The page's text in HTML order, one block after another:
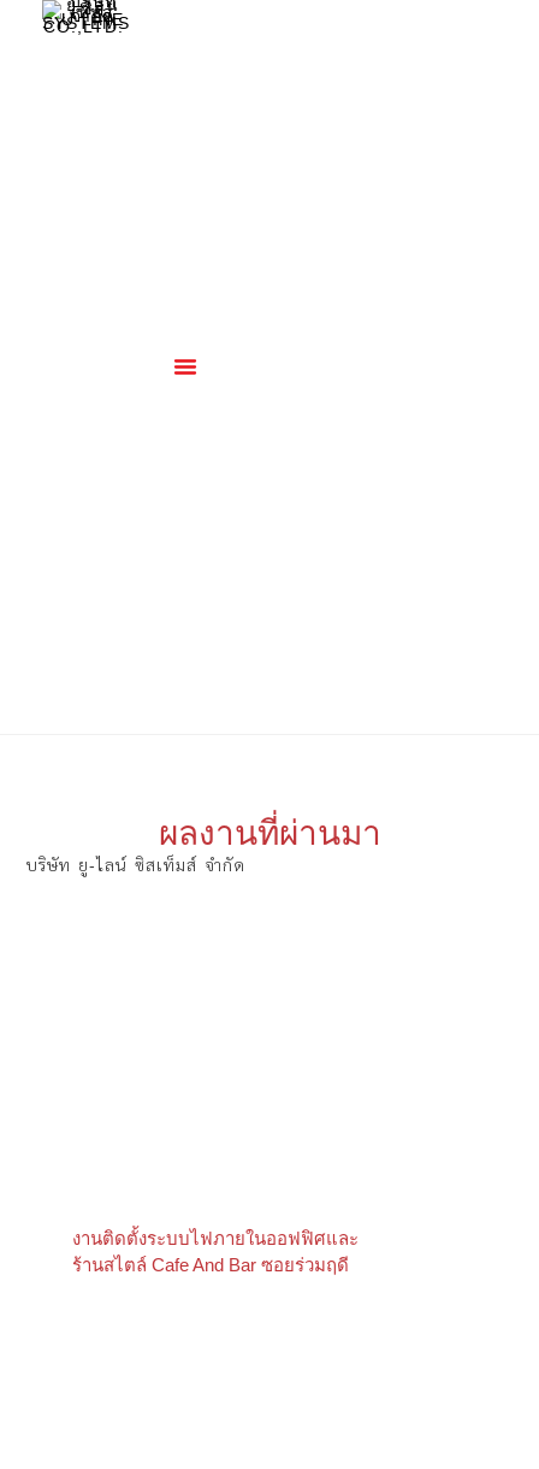
ผลงานที่ผ่านมา
บริษัท ยู-ไลน์ ซิสเท็มส์ จำกัด
งานติดตั้งระบบไฟภายในออฟฟิศและ
ร้านสไตล์ Cafe And Bar ซอยร่วมฤดี